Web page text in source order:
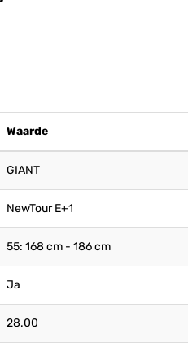
Waarde
GIANT
NewTour E+1
55: 168 cm - 186 cm
Ja
28.00